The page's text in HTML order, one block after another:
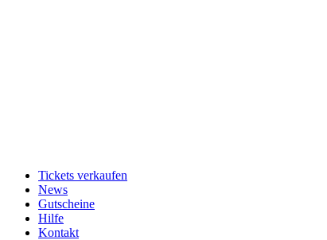
Tickets verkaufen
News
Gutscheine
Hilfe
Kontakt